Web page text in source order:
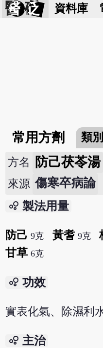
醫 砭 資料庫
常用方劑 類別
方名 防己茯苓湯
來源 傷寒卒病論
bubble_chart 製法用量
防己 9克 黃耆 9克
甘草 6克
bubble_chart 功效
實表化氣、除濕利水
bubble_chart 主治